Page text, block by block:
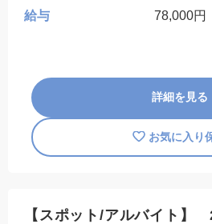
給与
78,000円
詳細を見る
お気に入り
【スポット/アルバイト